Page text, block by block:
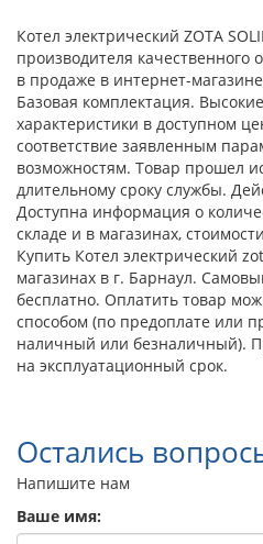
Котел электрический ZOTA
производителя качественного
в продаже в интернет-
Базовая комплектация.
характеристики в доступном
соответствие заявленным
возможностям. Товар прошел
длительному сроку службы.
Доступна информация о
складе и в магазинах,
Купить Котел электрический
магазинах в г. Барнаул.
бесплатно. Оплатить товар
способом (по предоплате или
наличный или безналичный).
на эксплуатационный срок.
Остались
Напишите нам
Ваше имя: